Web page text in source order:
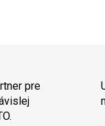
pre